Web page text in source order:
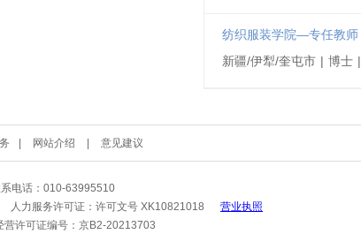
纺织服装学院—专任教师
新疆/伊犁/奎屯市 | 博士 |
网站介绍 意见建议
电话：010-63995510
人力服务许可证： 许可文号 XK10821018
营业执照
许可证编号：京B2-20213703